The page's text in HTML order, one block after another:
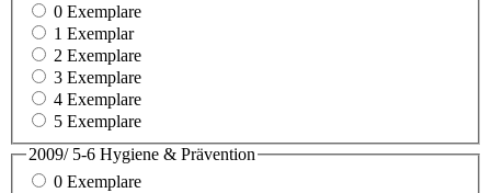
0 Exemplare
1 Exemplar
2 Exemplare
3 Exemplare
4 Exemplare
5 Exemplare
2009/ 5-6 Hygiene & Prävention
0 Exemplare